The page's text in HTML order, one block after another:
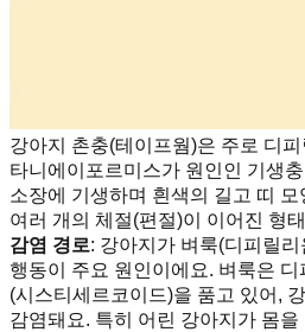
강아지 촌충(테이프웜)은 주로 디
타니에이포르미스가 원인인 기생
소장에 기생하며 흰색의 길고 띠
여러 개의 체절(편절)이 이어진 형
감염 경로: 강아지가 벼룩(디피릴
행동이 주요 원인이에요. 벼룩은
(시스티세르코이드)을 품고 있어,
감염돼요. 특히 어린 강아지가 몸